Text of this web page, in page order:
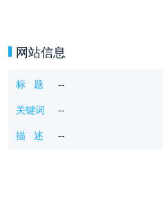
网站信息
标 题 --
关键词 --
描 述 --